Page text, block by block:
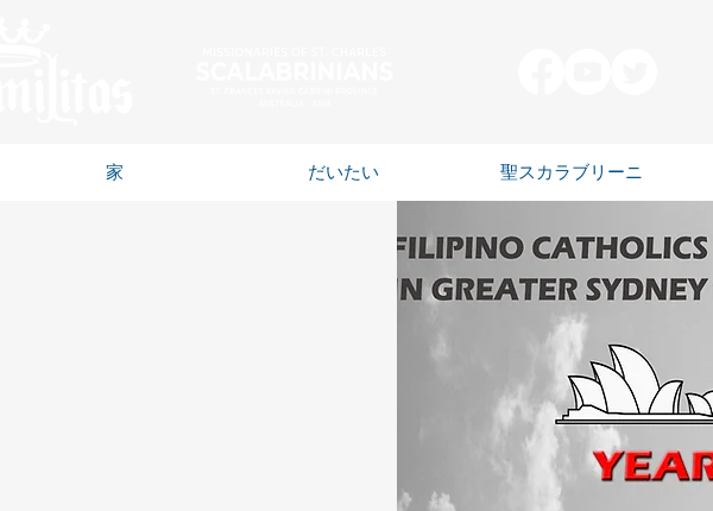
家 だいたい 聖スカラブリーニ